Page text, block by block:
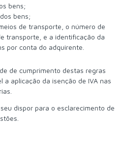
bens;
bens;
de transporte, o número de
transporte, e a identificação da
por conta do adquirente.
de cumprimento destas regras
a aplicação da isenção de IVA nas
dispor para o esclarecimento de